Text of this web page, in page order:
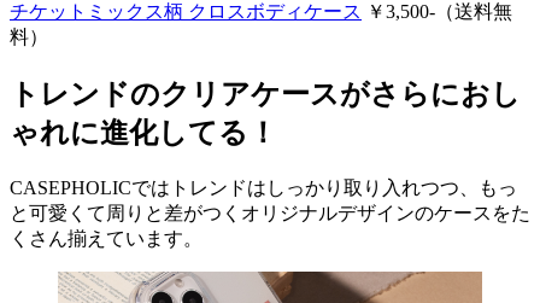
チケットミックス柄 クロスボディケース ￥3,500-（送料無
料）
トレンドのクリアケースがさらにおし
ゃれに進化してる！
CASEPHOLICではトレンドはしっかり取り入れつつ、もっ
と可愛くて周りと差がつくオリジナルデザインのケースをた
くさん揃えています。